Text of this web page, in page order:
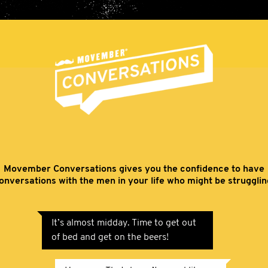
Movember Conversations gives you the confidence to have
with the men in your life who might be
It’s almost midday. Time to get out
of bed and get on the beers!